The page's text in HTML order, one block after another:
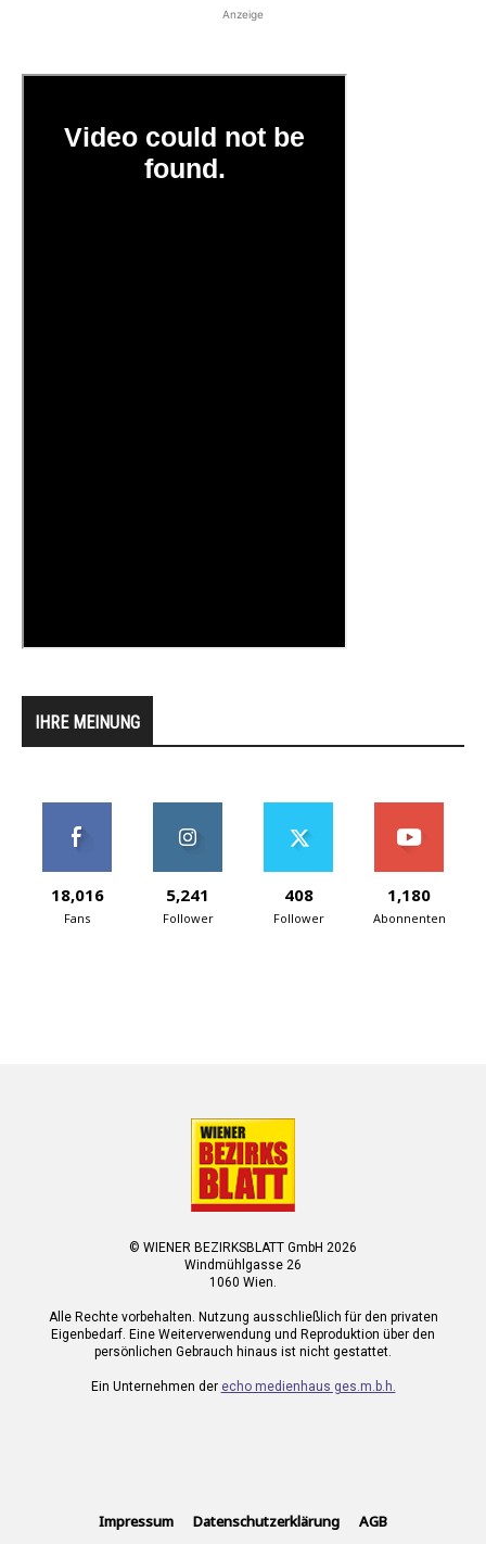
Anzeige
IHRE MEINUNG
18,016
Fans
5,241
Follower
408
Follower
1,180
Abonnenten
© WIENER BEZIRKSBLATT GmbH 2026
Windmühlgasse 26
1060 Wien.
Alle Rechte vorbehalten. Nutzung ausschließlich für den privaten
Eigenbedarf. Eine Weiterverwendung und Reproduktion über den
persönlichen Gebrauch hinaus ist nicht gestattet.
Ein Unternehmen der echo medienhaus ges.m.b.h.
Impressum Datenschutzerklärung AGB